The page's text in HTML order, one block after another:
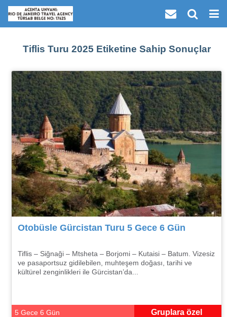
Tiflis Turu 2025 Etiketine Sahip Sonuçlar
Otobüsle Gürcistan Turu 5 Gece 6 Gün
Tiflis – Siğnaği – Mtsheta – Borjomi – Kutaisi – Batum. Vizesiz
ve pasaportsuz gidilebilen, muhteşem doğası, tarihi ve
kültürel zenginlikleri ile Gürcistan’da...
5 Gece 6 Gün Gruplara özel